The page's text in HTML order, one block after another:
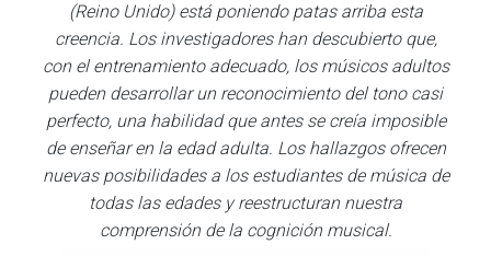
(Reino Unido) está poniendo patas arriba esta
creencia. Los investigadores han descubierto que,
con el entrenamiento adecuado, los músicos adultos
pueden desarrollar un reconocimiento del tono casi
perfecto, una habilidad que antes se creía imposible
de enseñar en la edad adulta. Los hallazgos ofrecen
nuevas posibilidades a los estudiantes de música de
todas las edades y reestructuran nuestra
comprensión de la cognición musical.